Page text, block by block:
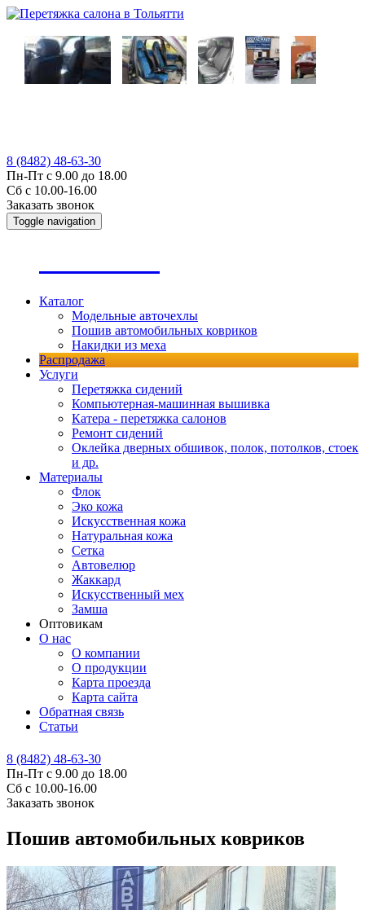
8 (8482) 48-63-30
Пн-Пт с 9.00 до 18.00
Сб с 10.00-16.00
Заказать звонок
Toggle navigation
Каталог
Модельные авточехлы
Пошив автомобильных ковриков
Накидки из меха
Распродажа
Услуги
Перетяжка сидений
Компьютерная-машинная вышивка
Катера - перетяжка салонов
Ремонт сидений
Оклейка дверных обшивок, полок, потолков, стоек
и др.
Материалы
Флок
Эко кожа
Искусственная кожа
Натуральная кожа
Сетка
Автовелюр
Жаккард
Искусственный мех
Замша
Оптовикам
О нас
О компании
О продукции
Карта проезда
Карта сайта
Обратная связь
Статьи
8 (8482) 48-63-30
Пн-Пт с 9.00 до 18.00
Сб с 10.00-16.00
Заказать звонок
Пошив автомобильных ковриков